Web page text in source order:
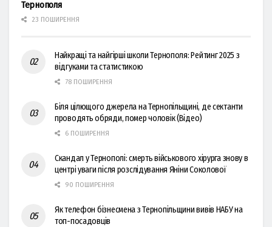
Тернополя
23 ПОШИРЕННЯ
Найкращі та найгірші школи Тернополя: Рейтинг 2025 з
відгуками та статистикою
78 ПОШИРЕННЯ
Біля цілющого джерела на Тернопільщині, де сектанти
проводять обряди, помер чоловік (Відео)
6 ПОШИРЕННЯ
Скандал у Тернополі: смерть військового хірурга знову в
центрі уваги після розслідування Яніни Соколової
90 ПОШИРЕННЯ
Як телефон бізнесмена з Тернопільщини вивів НАБУ на
топ-посадовців